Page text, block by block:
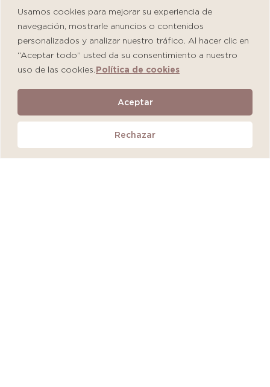
Usamos cookies para mejorar su experiencia de
navegación, mostrarle anuncios o contenidos
personalizados y analizar nuestro tráfico. Al hacer clic en
“Aceptar todo” usted da su consentimiento a nuestro
uso de las cookies. Política de cookies
Rechazar
Aceptar
Isdin Isdinceutics Eco-Refill Hyaluronic
Moisture Oily and Combination Skin